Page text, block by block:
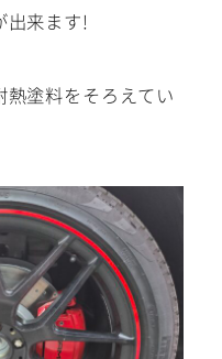
出来ます!
塗料をそろえてい